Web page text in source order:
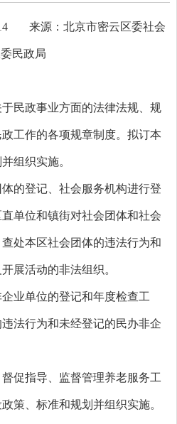
来源：北京市密云区委社会
民政局
于民政事业方面的法律法规、规
工作的各项规章制度。拟订本
组织实施。
体的登记、社会服务机构进行登
单位和镇街对社会团体和社会
处本区社会团体的违法行为和
展活动的非法组织。
企业单位的登记和年度检查工
法行为和未经登记的民办非企
督促指导、监督管理养老服务工
策、标准和规划并组织实施。